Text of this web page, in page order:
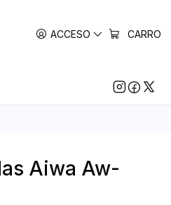
ACCESO CARRO
Aiwa Aw-